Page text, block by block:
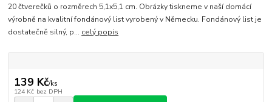
20 čtverečků o rozměrech 5,1x5,1 cm. Obrázky tiskneme v naší domácí
výrobně na kvalitní fondánový list vyrobený v Německu. Fondánový list je
dostatečně silný, p... celý popis
139 Kč/ks
124 Kč bez DPH